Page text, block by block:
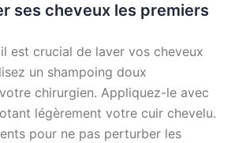
ses cheveux les premiers
est crucial de laver vos cheveux
un shampoing doux
chirurgien. Appliquez-le avec
légèrement votre cuir chevelu.
pour ne pas perturber les